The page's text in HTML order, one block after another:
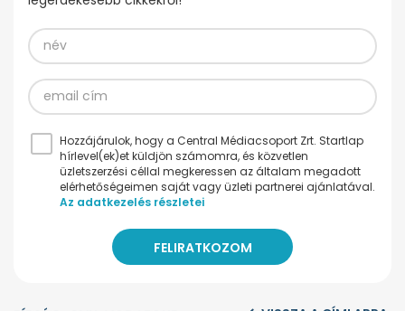
Hozzájárulok, hogy a Central Médiacsoport Zrt. Startlap
hírlevel(ek)et küldjön számomra, és közvetlen
üzletszerzési céllal megkeressen az általam megadott
elérhetőségeimen saját vagy üzleti partnerei ajánlatával.
Az adatkezelés részletei